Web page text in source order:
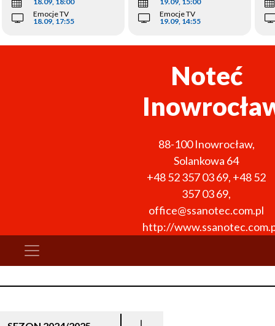
Emocje TV
18.09, 17:55
Emocje TV
19.09, 14:55
Noteć
88-100 Inowrocław,
Solankowa 64
+48 52 357 03 69, +48 52
357 03 69,
office@ssanotec.com.pl
http://